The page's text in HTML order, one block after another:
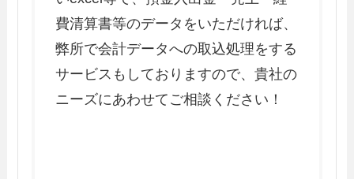
費清算書等のデータをいただければ、
弊所で会計データへの取込処理をする
サービスもしておりますので、貴社の
ニーズにあわせてご相談ください！